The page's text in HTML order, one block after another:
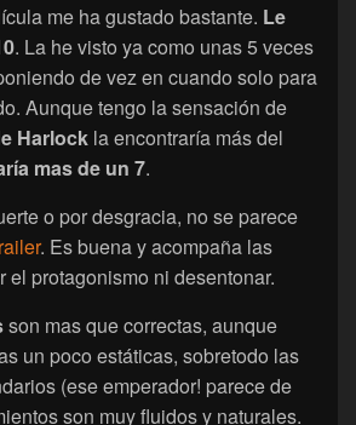
me ha gustado bastante. Le
. La he visto ya como unas 5 veces
de vez en cuando solo para
Aunque tengo la sensación de
Harlock la encontraría más del
mas de un 7.
o por desgracia, no se parece
. Es buena y acompaña las
el protagonismo ni desentonar.
son mas que correctas, aunque
un poco estáticas, sobretodo las
(ese emperador! parece de
son muy fluidos y naturales.